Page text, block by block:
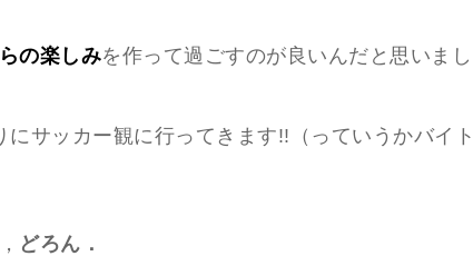
の楽しみを作って過ごすのが良いんだと思いまし
にサッカー観に行ってきます!!（っていうかバイト
どろん．